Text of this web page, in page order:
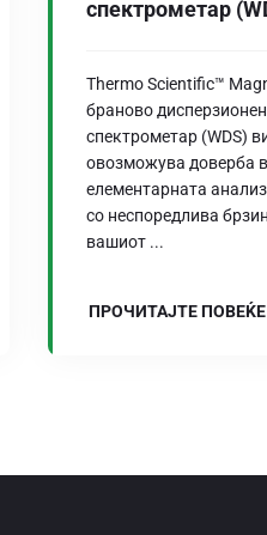
спектрометар
Thermo Scientific™
бранoво дисперзионен
спектрометар (WDS)
овозможува доверба
елементарната
со неспоредлива
вашиот ...
ПРОЧИТАЈТЕ ПОВЕЌЕ